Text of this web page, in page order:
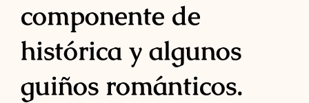
componente de
histórica y algunos
guiños románticos.